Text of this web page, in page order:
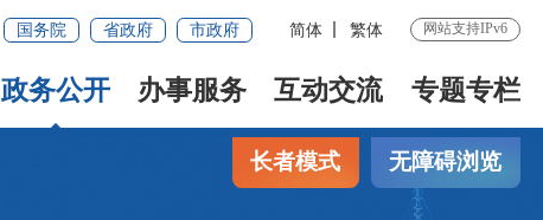
国务院 省政府 市政府 简体 繁体 网站支持IPv6
政务公开 办事服务 互动交流 专题专栏
长者模式 无障碍浏览